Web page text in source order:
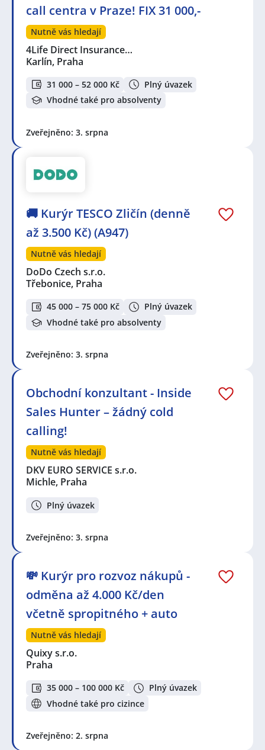
call centra v Praze! FIX 31 000,-
Nutně vás hledají
4Life Direct Insurance…
Karlín, Praha
31 000 – 52 000 Kč
Plný úvazek
Vhodné také pro absolventy
Zveřejněno: 3. srpna
🚚 Kurýr TESCO Zličín (denně
až 3.500 Kč) (A947)
Nutně vás hledají
DoDo Czech s.r.o.
Třebonice, Praha
45 000 – 75 000 Kč
Plný úvazek
Vhodné také pro absolventy
Zveřejněno: 3. srpna
Obchodní konzultant - Inside
Sales Hunter – žádný cold
calling!
Nutně vás hledají
DKV EURO SERVICE s.r.o.
Michle, Praha
Plný úvazek
Zveřejněno: 3. srpna
💸 Kurýr pro rozvoz nákupů -
odměna až 4.000 Kč/den
včetně spropitného + auto
Nutně vás hledají
Quixy s.r.o.
Praha
35 000 – 100 000 Kč
Plný úvazek
Vhodné také pro cizince
Zveřejněno: 2. srpna